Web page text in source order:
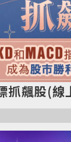
抓飆股(線